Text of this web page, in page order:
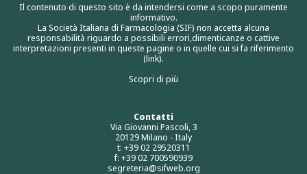
Contatti
Via Giovanni Pascoli, 3
20129 Milano - Italy
t: +39 02 29520311
f: +39 02 700590939
segreteria@sifweb.org
Il contenuto di questo sito è da intendersi come a scopo puramente
informativo.
La Società Italiana di Farmacologia (SIF) non accetta alcuna
responsabilità riguardo a possibili errori,dimenticanze o cattive
interpretazioni presenti in queste pagine o in quelle cui si fa riferimento
(link).
Scopri di più